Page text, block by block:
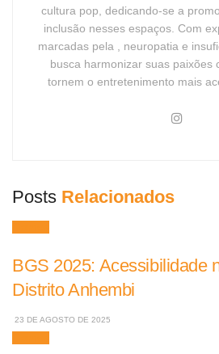
cultura pop, dedicando-se a
inclusão nesses espaços. Com
marcadas pela , neuropatia e
busca harmonizar suas paixões
tornem o entretenimento mais
Posts Relacionados
BGS 2025: Acessibilidade
Distrito Anhembi
23 DE AGOSTO DE 2025